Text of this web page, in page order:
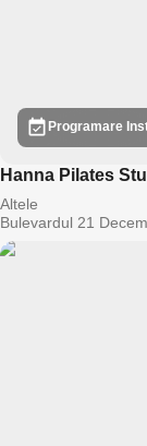
Programare
Hanna Pilates
Altele
Bulevardul 21